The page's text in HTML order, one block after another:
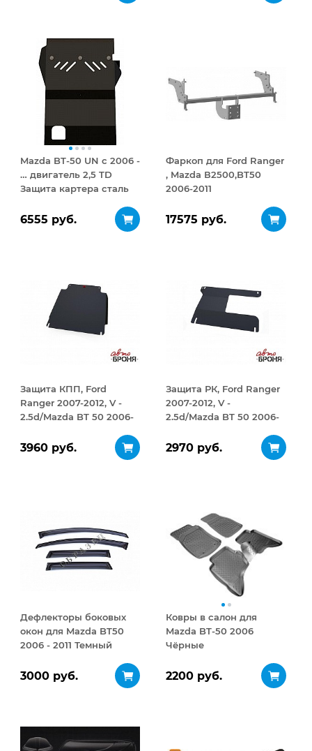
Mazda BT-50 UN с 2006 -
… двигатель 2,5 TD
Защита картера сталь
6555 руб.
Фаркоп для Ford Ranger
, Mazda В2500,BT50
2006-2011
17575 руб.
Защита КПП, Ford
Ranger 2007-2012, V -
2.5d/Mazda BT 50 2006-
3960 руб.
Защита РК, Ford Ranger
2007-2012, V -
2.5d/Mazda BT 50 2006-
2970 руб.
Дефлекторы боковых
окон для Mazda BT50
2006 - 2011 Темный
3000 руб.
Ковры в салон для
Mazda BT-50 2006
Чёрные
2200 руб.